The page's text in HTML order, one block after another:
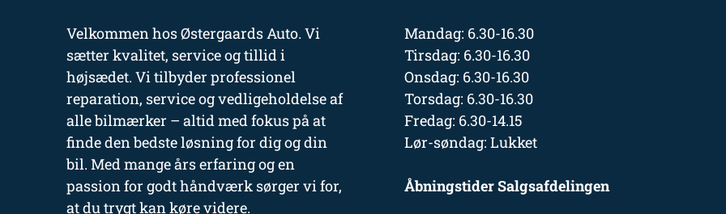
Velkommen hos Østergaards Auto. Vi
sætter kvalitet, service og tillid i
højsædet. Vi tilbyder professionel
reparation, service og vedligeholdelse af
alle bilmærker – altid med fokus på at
finde den bedste løsning for dig og din
bil. Med mange års erfaring og en
passion for godt håndværk sørger vi for,
at du trygt kan køre videre.
Mandag: 6.30-16.30
Tirsdag: 6.30-16.30
Onsdag: 6.30-16.30
Torsdag: 6.30-16.30
Fredag: 6.30-14.15
Lør-søndag: Lukket
Åbningstider Salgsafdelingen